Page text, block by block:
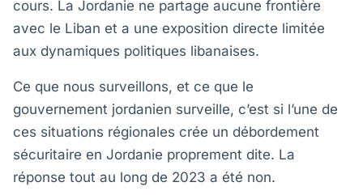
cours. La Jordanie ne partage aucune frontière
avec le Liban et a une exposition directe limitée
aux dynamiques politiques libanaises.
Ce que nous surveillons, et ce que le
gouvernement jordanien surveille, c’est si l’une de
ces situations régionales crée un débordement
sécuritaire en Jordanie proprement dite. La
réponse tout au long de 2023 a été non.